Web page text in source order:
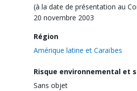
(à la date de présentation au
20 novembre 2003
Région
Amérique latine et Caraïbes
Risque environnemental et
Sans objet